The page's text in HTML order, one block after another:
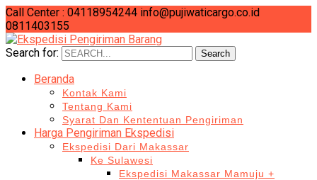
Call Center : 04118954244 info@pujiwaticargo.co.id
0811403155
Search for:
Search
Beranda
Kontak Kami
Tentang Kami
Syarat Dan Kententuan Pengiriman
Harga Pengiriman Ekspedisi
Ekspedisi Dari Makassar
Ke Sulawesi
Ekspedisi Makassar Mamuju +